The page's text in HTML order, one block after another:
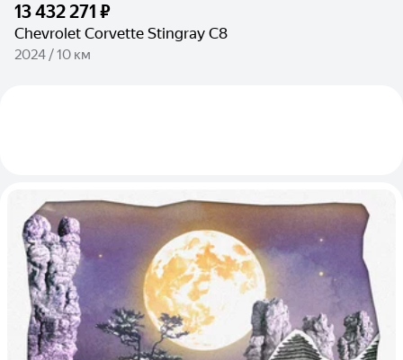
13 432 271 ₽
Chevrolet Corvette Stingray C8
2024 / 10 км